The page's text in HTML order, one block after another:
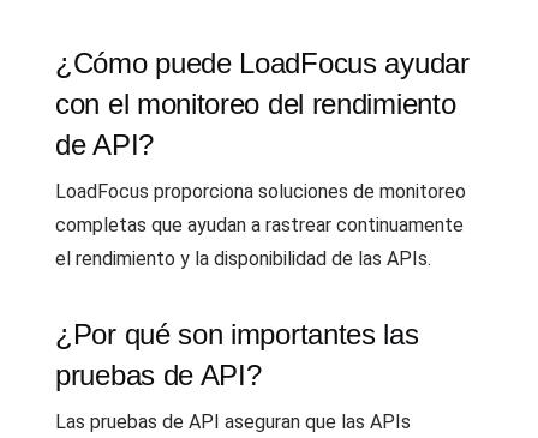
¿Cómo puede LoadFocus ayudar
con el monitoreo del rendimiento
de API?
LoadFocus proporciona soluciones de monitoreo
completas que ayudan a rastrear continuamente
el rendimiento y la disponibilidad de las APIs.
¿Por qué son importantes las
pruebas de API?
Las pruebas de API aseguran que las APIs